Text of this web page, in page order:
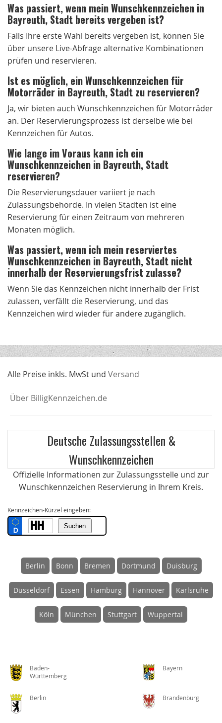
Was passiert, wenn mein Wunschkennzeichen in
Bayreuth, Stadt bereits vergeben ist?
Falls Ihre erste Wahl bereits vergeben ist, können Sie
über unsere Live-Abfrage alternative Kombinationen
prüfen und reservieren.
Ist es möglich, ein Wunschkennzeichen für
Motorräder in Bayreuth, Stadt zu reservieren?
Ja, wir bieten auch Wunschkennzeichen für Motorräder
an. Der Reservierungsprozess ist derselbe wie bei
Kennzeichen für Autos.
Wie lange im Voraus kann ich ein
Wunschkennzeichen in Bayreuth, Stadt
reservieren?
Die Reservierungsdauer variiert je nach
Zulassungsbehörde. In vielen Städten ist eine
Reservierung für einen Zeitraum von mehreren
Monaten möglich.
Was passiert, wenn ich mein reserviertes
Wunschkennzeichen in Bayreuth, Stadt nicht
innerhalb der Reservierungsfrist zulasse?
Wenn Sie das Kennzeichen nicht innerhalb der Frist
zulassen, verfällt die Reservierung, und das
Kennzeichen wird wieder für andere zugänglich.
Alle Preise inkls. MwSt und Versand
Über BilligKennzeichen.de
Deutsche Zulassungsstellen &
Wunschkennzeichen
Offizielle Informationen zur Zulassungsstelle und zur
Wunschkennzeichen Reservierung in Ihrem Kreis.
Kennzeichen-Kürzel eingeben:
Berlin Bonn Bremen Dortmund Duisburg
Düsseldorf Essen Hamburg Hannover Karlsruhe
Köln München Stuttgart Wuppertal
Baden-
Württemberg
Bayern
Berlin Brandenburg